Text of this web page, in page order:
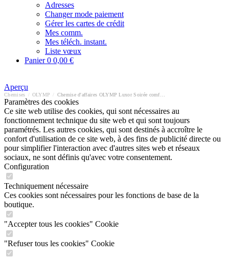
Adresses
Changer mode paiement
Gérer les cartes de crédit
Mes comm.
Mes téléch. instant.
Liste vœux
Panier0 0,00 €
Aperçu
Chemises OLYMP Chemise d'affaires OLYMP Luxor Soirée comfort fit
Paramètres des cookies
Ce site web utilise des cookies, qui sont nécessaires au
fonctionnement technique du site web et qui sont toujours
paramétrés. Les autres cookies, qui sont destinés à accroître le
confort d'utilisation de ce site web, à des fins de publicité directe ou
pour simplifier l'interaction avec d'autres sites web et réseaux
sociaux, ne sont définis qu'avec votre consentement.
Configuration
Techniquement nécessaire
Ces cookies sont nécessaires pour les fonctions de base de la
boutique.
"Accepter tous les cookies" Cookie
"Refuser tous les cookies" Cookie